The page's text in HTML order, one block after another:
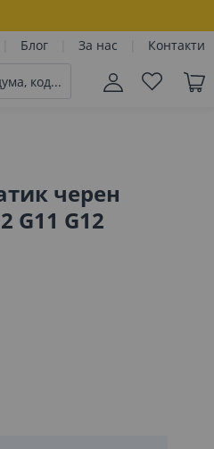
Блог За нас Контакти
черен
G11 G12